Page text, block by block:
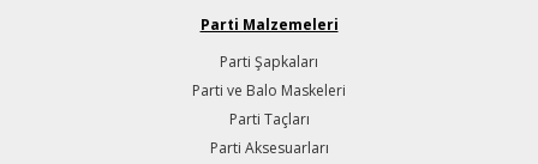
Parti Malzemeleri
Parti Şapkaları
Parti ve Balo Maskeleri
Parti Taçları
Parti Aksesuarları